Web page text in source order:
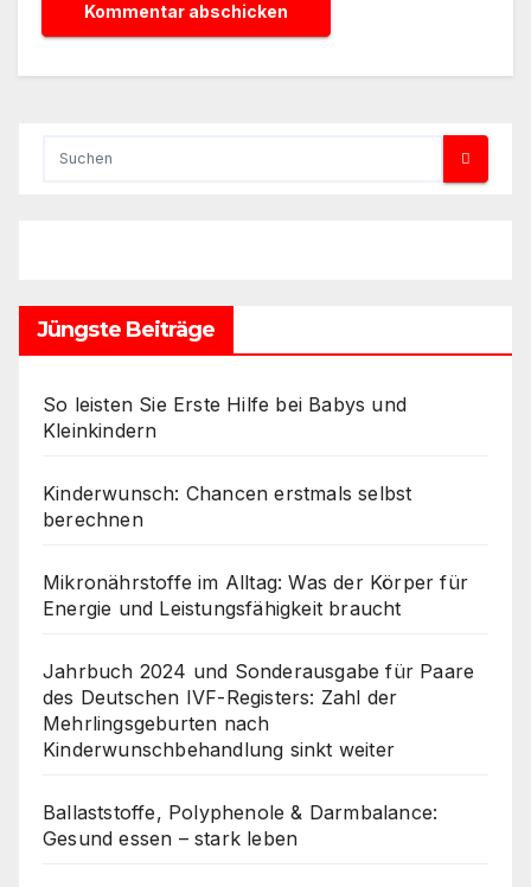
Jüngste Beiträge
So leisten Sie Erste Hilfe bei Babys und
Kleinkindern
Kinderwunsch: Chancen erstmals selbst
berechnen
Mikronährstoffe im Alltag: Was der Körper für
Energie und Leistungsfähigkeit braucht
Jahrbuch 2024 und Sonderausgabe für Paare
des Deutschen IVF-Registers: Zahl der
Mehrlingsgeburten nach
Kinderwunschbehandlung sinkt weiter
Ballaststoffe, Polyphenole & Darmbalance:
Gesund essen – stark leben